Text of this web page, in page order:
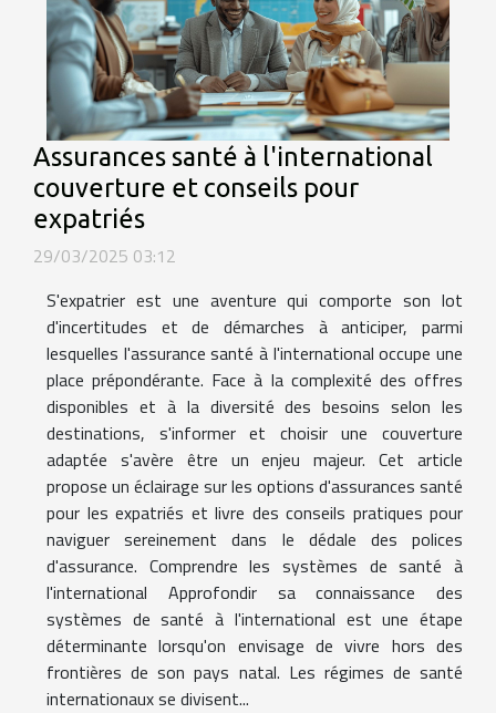
Assurances santé à l'international
couverture et conseils pour
expatriés
29/03/2025 03:12
S'expatrier est une aventure qui comporte son lot
d'incertitudes et de démarches à anticiper, parmi
lesquelles l'assurance santé à l'international occupe une
place prépondérante. Face à la complexité des offres
disponibles et à la diversité des besoins selon les
destinations, s'informer et choisir une couverture
adaptée s'avère être un enjeu majeur. Cet article
propose un éclairage sur les options d'assurances santé
pour les expatriés et livre des conseils pratiques pour
naviguer sereinement dans le dédale des polices
d'assurance. Comprendre les systèmes de santé à
l'international Approfondir sa connaissance des
systèmes de santé à l'international est une étape
déterminante lorsqu'on envisage de vivre hors des
frontières de son pays natal. Les régimes de santé
internationaux se divisent...